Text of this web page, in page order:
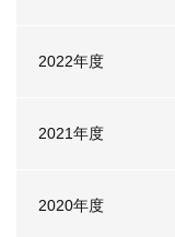
2022年度
2021年度
2020年度